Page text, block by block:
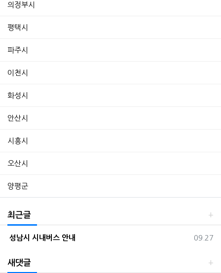
의정부시
평택시
파주시
이천시
화성시
안산시
시흥시
오산시
양평군
최근글
등록일
09.27
성남시 시내버스 안내
새댓글